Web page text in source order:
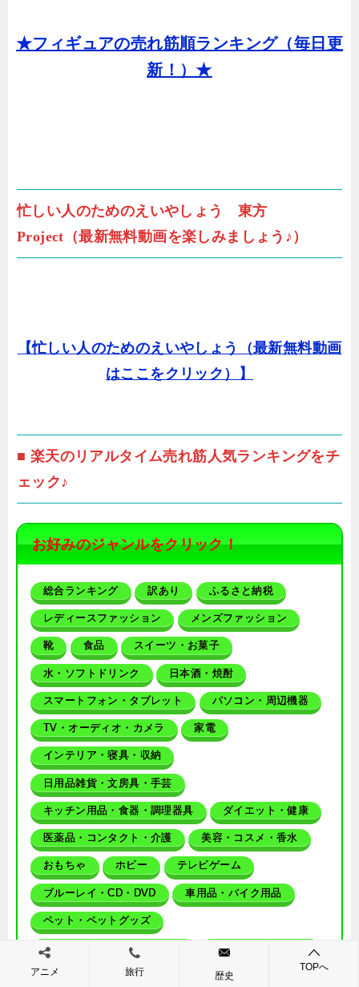
★フィギュアの売れ筋順ランキング（毎日更
新！）★
忙しい人のためのえいやしょう 東方
Project（最新無料動画を楽しみましょう♪）
【忙しい人のためのえいやしょう（最新無料動画
はここをクリック）】
■ 楽天のリアルタイム売れ筋人気ランキングをチ
ェック♪
お好みのジャンルをクリック！
総合ランキング 訳あり ふるさと納税
レディースファッション メンズファッション
靴 食品 スイーツ・お菓子
水・ソフトドリンク 日本酒・焼酎
スマートフォン・タブレット パソコン・周辺機器
TV・オーディオ・カメラ 家電
インテリア・寝具・収納
日用品雑貨・文房具・手芸
キッチン用品・食器・調理器具 ダイエット・健康
医薬品・コンタクト・介護 美容・コスメ・香水
おもちゃ ホビー テレビゲーム
ブルーレイ・CD・DVD 車用品・バイク用品
ペット・ペットグッズ
キッズ・ベビー・マタニティ 本・雑誌・コミック
カタログギフト・チケット
アニメ 旅行 歴史
TOPへ